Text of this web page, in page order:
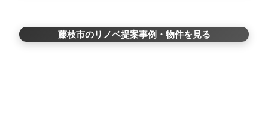
藤枝市のリノベ提案事例・物件を見る